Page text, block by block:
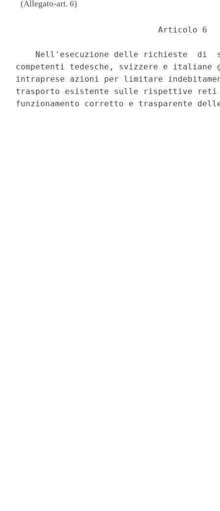
(Allegato-art. 6)
                             Articolo 6
Nell'esecuzione delle richieste  di
competenti tedesche, svizzere e italiane
intraprese azioni per limitare
trasporto esistente sulle rispettive
funzionamento corretto e trasparente